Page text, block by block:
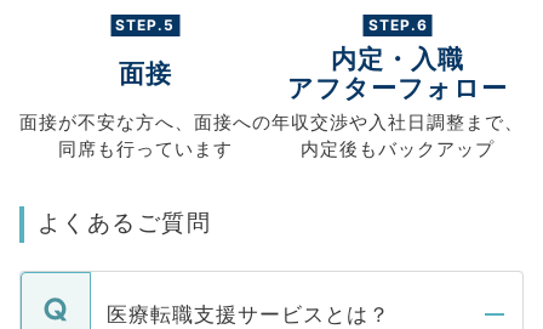
STEP.5
面接
面接が不安な方へ、 面接への
同席も行っています
STEP.6
内定・入職
アフターフォロー
年収交渉や入社日調整まで、
内定後もバックアップ
よくあるご質問
医療転職支援サービスとは？